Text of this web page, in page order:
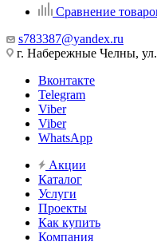
Сравнение
s783387@yandex.ru
г. Набережные Челны,
Вконтакте
Telegram
Viber
Viber
WhatsApp
Акции
Каталог
Услуги
Проекты
Как купить
Компания